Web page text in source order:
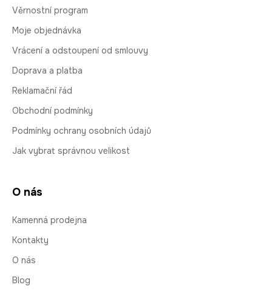
Věrnostní program
Moje objednávka
Vrácení a odstoupení od smlouvy
Doprava a platba
Reklamační řád
Obchodní podmínky
Podmínky ochrany osobních údajů
Jak vybrat správnou velikost
O nás
Kamenná prodejna
Kontakty
O nás
Blog